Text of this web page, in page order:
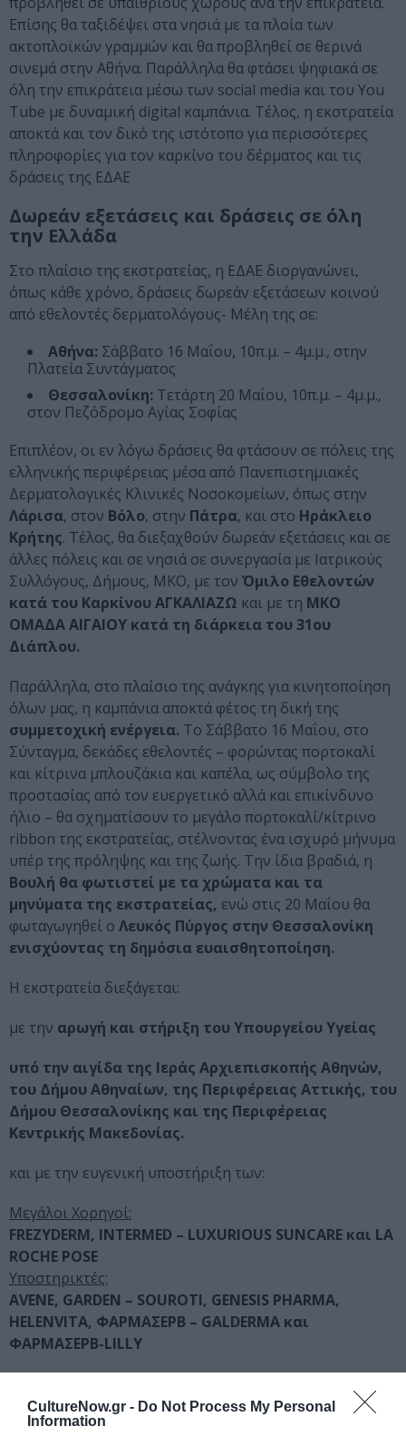
CultureNow.gr - Do Not Process My Personal
Information
Επίσης θα ταξιδέψει στα νησιά με τα πλοία των
ακτοπλοϊκών γραμμών και θα προβληθεί σε θερινά
σινεμά στην Αθήνα. Παράλληλα θα φτάσει ψηφιακά σε
όλη την επικράτεια μέσω των social media και του You
Tube με δυναμική digital καμπάνια. Τέλος, η εκστρατεία
αποκτά και τον δικό της ιστότοπο για περισσότερες
πληροφορίες για τον καρκίνο του δέρματος και τις
δράσεις της ΕΔΑΕ
Δωρεάν εξετάσεις και δράσεις σε όλη
την Ελλάδα
Στο πλαίσιο της εκστρατείας, η ΕΔΑΕ διοργανώνει,
όπως κάθε χρόνο, δράσεις δωρεάν εξετάσεων κοινού
από εθελοντές δερματολόγους- Μέλη της σε:
Αθήνα: Σάββατο 16 Μαΐου, 10π.μ. – 4μ.μ., στην
Πλατεία Συντάγματος
Θεσσαλονίκη: Τετάρτη 20 Μαΐου, 10π.μ. – 4μ.μ.,
στον Πεζόδρομο Αγίας Σοφίας
Επιπλέον, οι εν λόγω δράσεις θα φτάσουν σε πόλεις της
ελληνικής περιφέρειας μέσα από Πανεπιστημιακές
Δερματολογικές Κλινικές Νοσοκομείων, όπως στην
Λάρισα, στον Βόλο, στην Πάτρα, και στο Ηράκλειο
Κρήτης. Τέλος, θα διεξαχθούν δωρεάν εξετάσεις και σε
άλλες πόλεις και σε νησιά σε συνεργασία με Ιατρικούς
Συλλόγους, Δήμους, ΜΚΟ, με τον Όμιλο Εθελοντών
κατά του Καρκίνου ΑΓΚΑΛΙΑΖΩ και με τη ΜΚΟ
ΟΜΑΔΑ ΑΙΓΑΙΟΥ κατά τη διάρκεια του 31ου
Διάπλου.
Παράλληλα, στο πλαίσιο της ανάγκης για κινητοποίηση
όλων μας, η καμπάνια αποκτά φέτος τη δική της
συμμετοχική ενέργεια. Το Σάββατο 16 Μαΐου, στο
Σύνταγμα, δεκάδες εθελοντές – φορώντας πορτοκαλί
και κίτρινα μπλουζάκια και καπέλα, ως σύμβολο της
προστασίας από τον ευεργετικό αλλά και επικίνδυνο
ήλιο – θα σχηματίσουν το μεγάλο πορτοκαλί/κίτρινο
ribbon της εκστρατείας, στέλνοντας ένα ισχυρό μήνυμα
υπέρ της πρόληψης και της ζωής. Την ίδια βραδιά, η
Βουλή θα φωτιστεί με τα χρώματα και τα
μηνύματα της εκστρατείας, ενώ στις 20 Μαΐου θα
φωταγωγηθεί ο Λευκός Πύργος στην Θεσσαλονίκη
ενισχύοντας τη δημόσια ευαισθητοποίηση.
Η εκστρατεία διεξάγεται:
με την αρωγή και στήριξη του Υπουργείου Υγείας
υπό την αιγίδα της Ιεράς Αρχιεπισκοπής Αθηνών,
του Δήμου Αθηναίων, της Περιφέρειας Αττικής, του
Δήμου Θεσσαλονίκης και της Περιφέρειας
Κεντρικής Μακεδονίας.
και με την ευγενική υποστήριξη των:
Μεγάλοι Χορηγοί:
FREZYDERM, INTERMED – LUXURIOUS SUNCARE και LA
ROCHE POSE
Yποστηρικτές:
AVENE, GARDEN – SOUROTI, GENESIS PHARMA,
HELENVITA, ΦΑΡΜΑΣΕΡΒ – GALDERMA και
ΦΑΡΜΑΣΕΡΒ-LILLY
«Ο Καρκίνος του Δέρματος μας αφορά όλους, ανεξαρτήτως
φύλου, ηλικίας, φυλής και γεωγραφικής προέλευσης. Είναι ο